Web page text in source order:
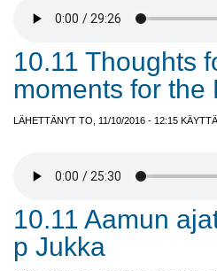
10.11 Thoughts
moments for the
LÄHETTÄNYT TO, 11/10/2016 - 12:15
10.11 Aamun
p Jukka